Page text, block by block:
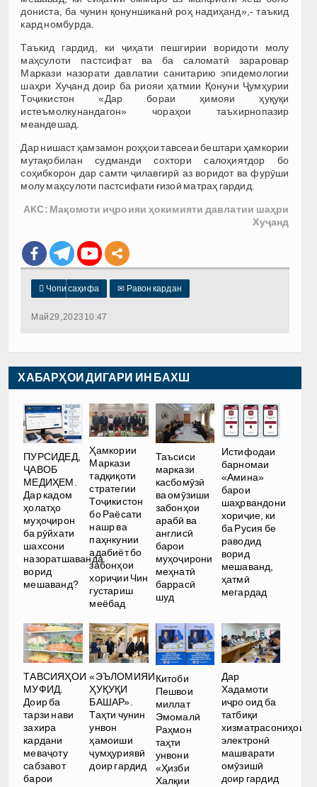
дониста, ба чунин қонуншиканӣ роҳ надиҳанд»,- таъкид
кард номбурда.
Таъкид гардид, ки ҷиҳати пешгирии воридоти молу
маҳсулоти пастсифат ва ба саломатӣ зараровар
Маркази назорати давлатии санитарию эпидемологии
шаҳри Хуҷанд доир ба риояи ҳатмии Қонуни Ҷумҳурии
Тоҷикистон «Дар бораи ҳимояи ҳуқуқи
истеъмолкунандагон» чораҳои таъхирнопазир
меандешад.
Дар нишаст ҳамзамон роҳҳои тавсеаи бештари ҳамкории
мутақобилан судманди сохтори салоҳиятдор бо
соҳибкорон дар самти ҷилавгирӣ аз воридот ва фурӯши
молу маҳсулоти пастсифати ғизоӣ матраҳ гардид.
АКС: Мақомоти иҷроияи ҳокимияти давлатии шаҳри
Хуҷанд
 Чопи саҳифа ✉ Равон кардан
Май 29, 2023 10:47
ХАБАРҲОИ ДИГАРИ ИН БАХШ
ПУРСИДЕД,
ҶАВОБ
МЕДИҲЕМ.
Дар кадом
ҳолатҳо
муҳоҷирон
ба рӯйхати
шахсони
назоратшаванда
ворид
мешаванд?
Ҳамкории
Маркази
тадқиқоти
стратегии
Тоҷикистон
бо Раёсати
нашр ва
паҳнкунии
адабиёт бо
забонҳои
хориҷии Чин
густариш
меёбад
Таъсиси
маркази
касбомӯзӣ
ва омӯзиши
забонҳои
арабӣ ва
англисӣ
барои
муҳоҷирони
меҳнатӣ
баррасӣ
шуд
Истифодаи
барномаи
«Амина»
барои
шаҳрвандони
хориҷие, ки
ба Русия бе
раводид
ворид
мешаванд,
ҳатмӣ
мегардад
ТАВСИЯҲОИ
МУФИД.
Доир ба
тарзи нави
захира
кардани
меваҷоту
сабзавот
барои
«ЭЪЛОМИЯИ
ҲУҚУҚИ
БАШАР».
Таҳти чунин
унвон
ҳамоиши
ҷумҳуриявӣ
доир гардид
Китоби
Пешвои
миллат
Эмомалӣ
Раҳмон
таҳти
унвони
«Ҳизби
Халқии
Дар
Хадамоти
иҷро оид ба
татбиқи
хизматрасониҳои
электронӣ
машварати
омӯзишӣ
доир гардид